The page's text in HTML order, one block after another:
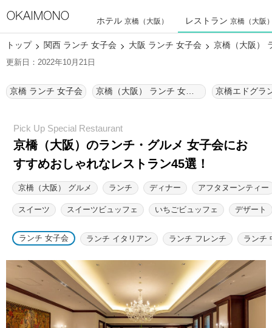
ホテル 京橋（大阪） レストラン 京橋（大阪
トップ 関西 ランチ 女子会 大阪 ランチ 女子会 京橋（大阪）
更新日：2022年10月21日
京橋 ランチ 女子会
京橋（大阪）のランチ・グルメ 女子会にお
すすめおしゃれなレストラン45選！
京橋（大阪） グルメ ランチ ディナー アフタヌーンティー
スイーツ スイーツビュッフェ いちごビュッフェ デザート
ランチ 女子会 ランチ イタリアン ランチ フレンチ ランチ